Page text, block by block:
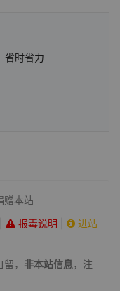
省时省力
赠本站
报毒说明
进站
， 非本站信息，注